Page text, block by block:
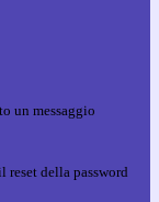
un messaggio
reset della password